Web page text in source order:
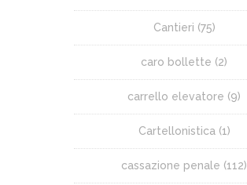
Cantieri (75)
caro bollette (2)
carrello elevatore (9)
Cartellonistica (1)
cassazione penale (112)